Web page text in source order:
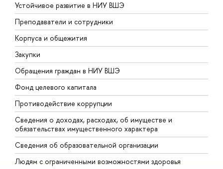
Устойчивое развитие в НИУ ВШЭ
Преподаватели и сотрудники
Корпуса и общежития
Закупки
Обращения граждан в НИУ ВШЭ
Фонд целевого капитала
Противодействие коррупции
Сведения о доходах, расходах, об имуществе и
обязательствах имущественного характера
Сведения об образовательной организации
Людям с ограниченными возможностями здоровья